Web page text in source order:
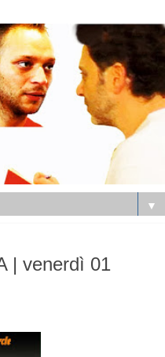
▼
| venerdì 01